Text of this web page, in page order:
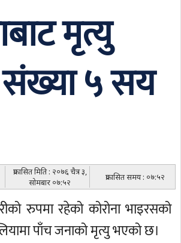
मृत्यु
५ सय
प्रकासित मिति : २०७६ चैत्र ३,
सोमबार ०७:५२
प्रकासित समय : ०७:५२
रुपमा रहेको कोरोना भाइरसको
पाँच जनाको मृत्यु भएको छ।